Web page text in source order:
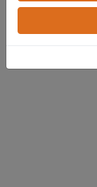
cama e no quarto.